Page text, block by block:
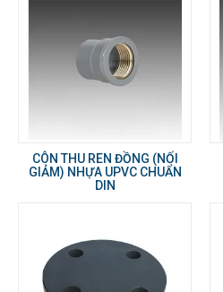
CÔN THU REN ĐỒNG (NỐI
GIẢM) NHỰA UPVC CHUẨN
DIN